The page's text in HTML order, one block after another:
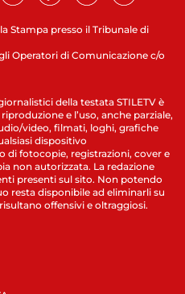
Stampa presso il Tribunale di
Operatori di Comunicazione c/o
della testata STILETV è
e l’uso, anche parziale,
video, filmati, loghi, grafiche
dispositivo
di fotocopie, registrazioni, cover e
non autorizzata. La redazione
presenti sul sito. Non potendo
resta disponibile ad eliminarli su
offensivi e oltraggiosi.